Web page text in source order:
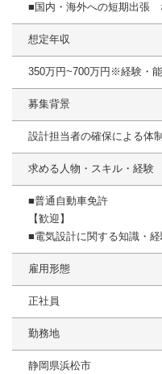
■国内・海外への短期出張
想定年収
350万円~700万円※経験・
募集背景
設計担当者の確保による体
求める人物・スキル・経験
■普通自動車免許
【歓迎】
■電気設計に関する知識・
雇用形態
正社員
勤務地
静岡県浜松市